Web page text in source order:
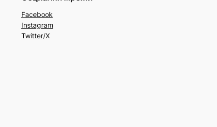
Facebook
Instagram
Twitter/X